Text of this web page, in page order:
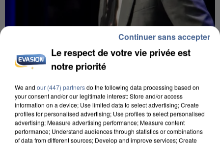
Gabriel Attal et Raphaël Glucksmann visés par des
ingérences...
commun" avec les partis à la rentrée.
Le respect de votre vie privée est
notre priorité
We and our (447) partnersdo the following data processing based on
your consent and/or our legitimate interest: Store and/or access
information on a device; Use limited data to select advertising; Create
profiles for personalised advertising; Use profiles to select personalised
advertising; Measure advertising performance; Measure content
performance; Understand audiences through statistics or combinations
of data from different sources; Develop and improve services; Create
Continuer sans accepter